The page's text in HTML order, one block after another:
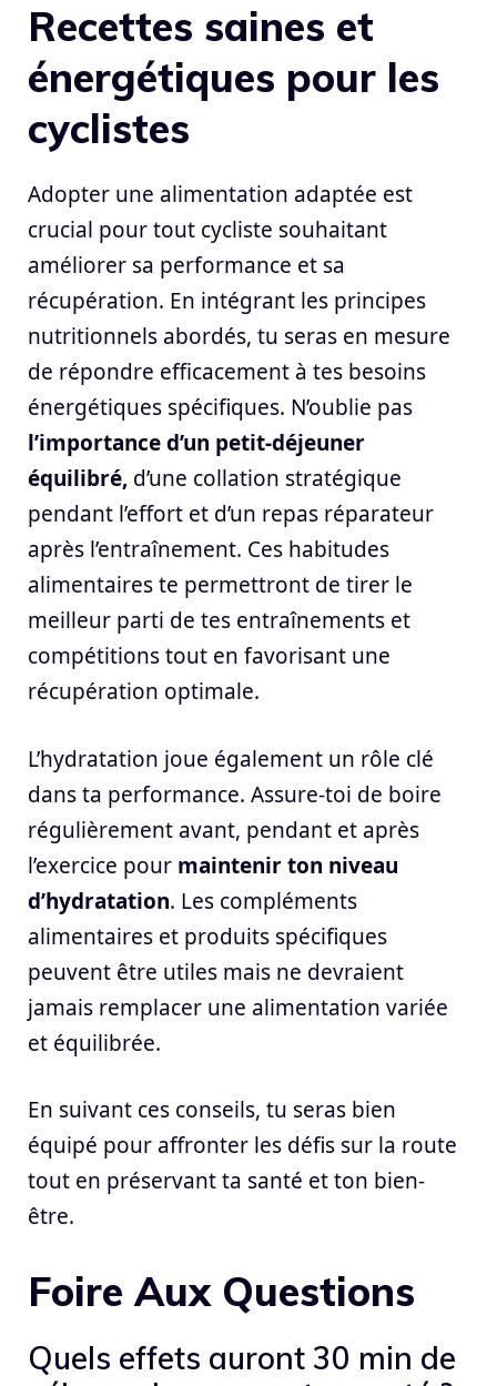
Recettes saines et
énergétiques pour les
cyclistes
Adopter une alimentation adaptée est
crucial pour tout cycliste souhaitant
améliorer sa performance et sa
récupération. En intégrant les principes
nutritionnels abordés, tu seras en mesure
de répondre efficacement à tes besoins
énergétiques spécifiques. N’oublie pas
l’importance d’un petit-déjeuner
équilibré, d’une collation stratégique
pendant l’effort et d’un repas réparateur
après l’entraînement. Ces habitudes
alimentaires te permettront de tirer le
meilleur parti de tes entraînements et
compétitions tout en favorisant une
récupération optimale.
L’hydratation joue également un rôle clé
dans ta performance. Assure-toi de boire
régulièrement avant, pendant et après
l’exercice pour maintenir ton niveau
d’hydratation. Les compléments
alimentaires et produits spécifiques
peuvent être utiles mais ne devraient
jamais remplacer une alimentation variée
et équilibrée.
En suivant ces conseils, tu seras bien
équipé pour affronter les défis sur la route
tout en préservant ta santé et ton bien-
être.
Foire Aux Questions
Quels effets auront 30 min de